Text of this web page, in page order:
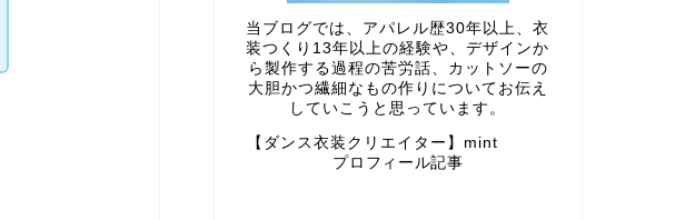
当ブログでは、アパレル歴30年以上、衣
装つくり13年以上の経験や、デザインか
ら製作する過程の苦労話、カットソーの
大胆かつ繊細なもの作りについてお伝え
していこうと思っています。
【ダンス衣装クリエイター】mint
プロフィール記事